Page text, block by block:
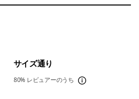
サイズ通り
80% レビュアーのうち